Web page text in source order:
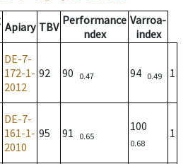
Apiary TBV Performance
ndex
Varroa-
index
DE-7-
172-1-
2012
92 90 0.47 94 0.49 1
DE-7-
161-1-
2010
95 91 0.65
100
0.68
1